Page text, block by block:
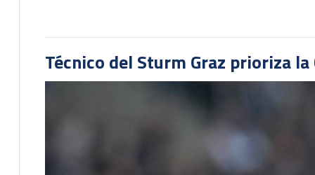
Técnico del Sturm Graz prioriza